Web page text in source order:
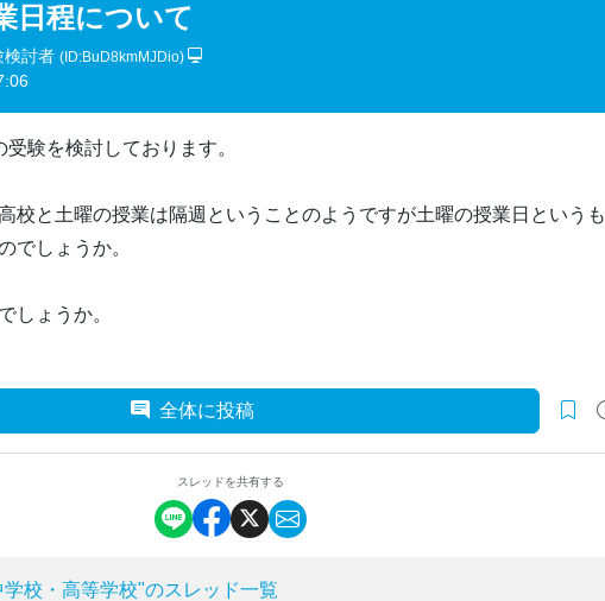
日程について
検討者 (ID:BuD8kmMJDio)
験を検討しております。
校と土曜の授業は隔週ということのようですが土曜の授業日というも
でしょうか。
しょうか。
全体に投稿
スレッドを共有する
校・高等学校"のスレッド一覧